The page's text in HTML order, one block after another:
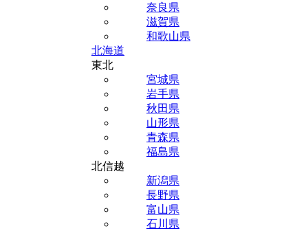
奈良県
滋賀県
和歌山県
北海道
東北
宮城県
岩手県
秋田県
山形県
青森県
福島県
北信越
新潟県
長野県
富山県
石川県